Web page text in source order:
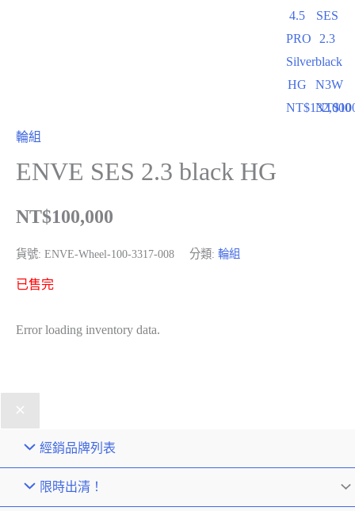
4.5
PRO
Silver
HG
NT$132,000
SES
2.3
black
N3W
NT$
輪組
ENVE SES 2.3 black HG
NT$100,000
貨號: ENVE-Wheel-100-3317-008 分類: 輪組
已售完
Error loading inventory data.
經銷品牌列表
限時出清！